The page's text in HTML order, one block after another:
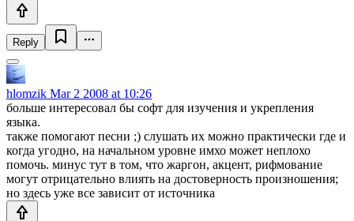
Reply
hlomzik Mar 2 2008 at 10:26
больше интересовал бы софт для изучения и укрепления
языка.
также помогают песни ;) слушать их можно практически где и
когда угодно, на начальном уровне имхо может неплохо
помочь. минус тут в том, что жаргон, акцент, рифмование
могут отрицательно влиять на достоверность произношения;
но здесь уже все зависит от источника